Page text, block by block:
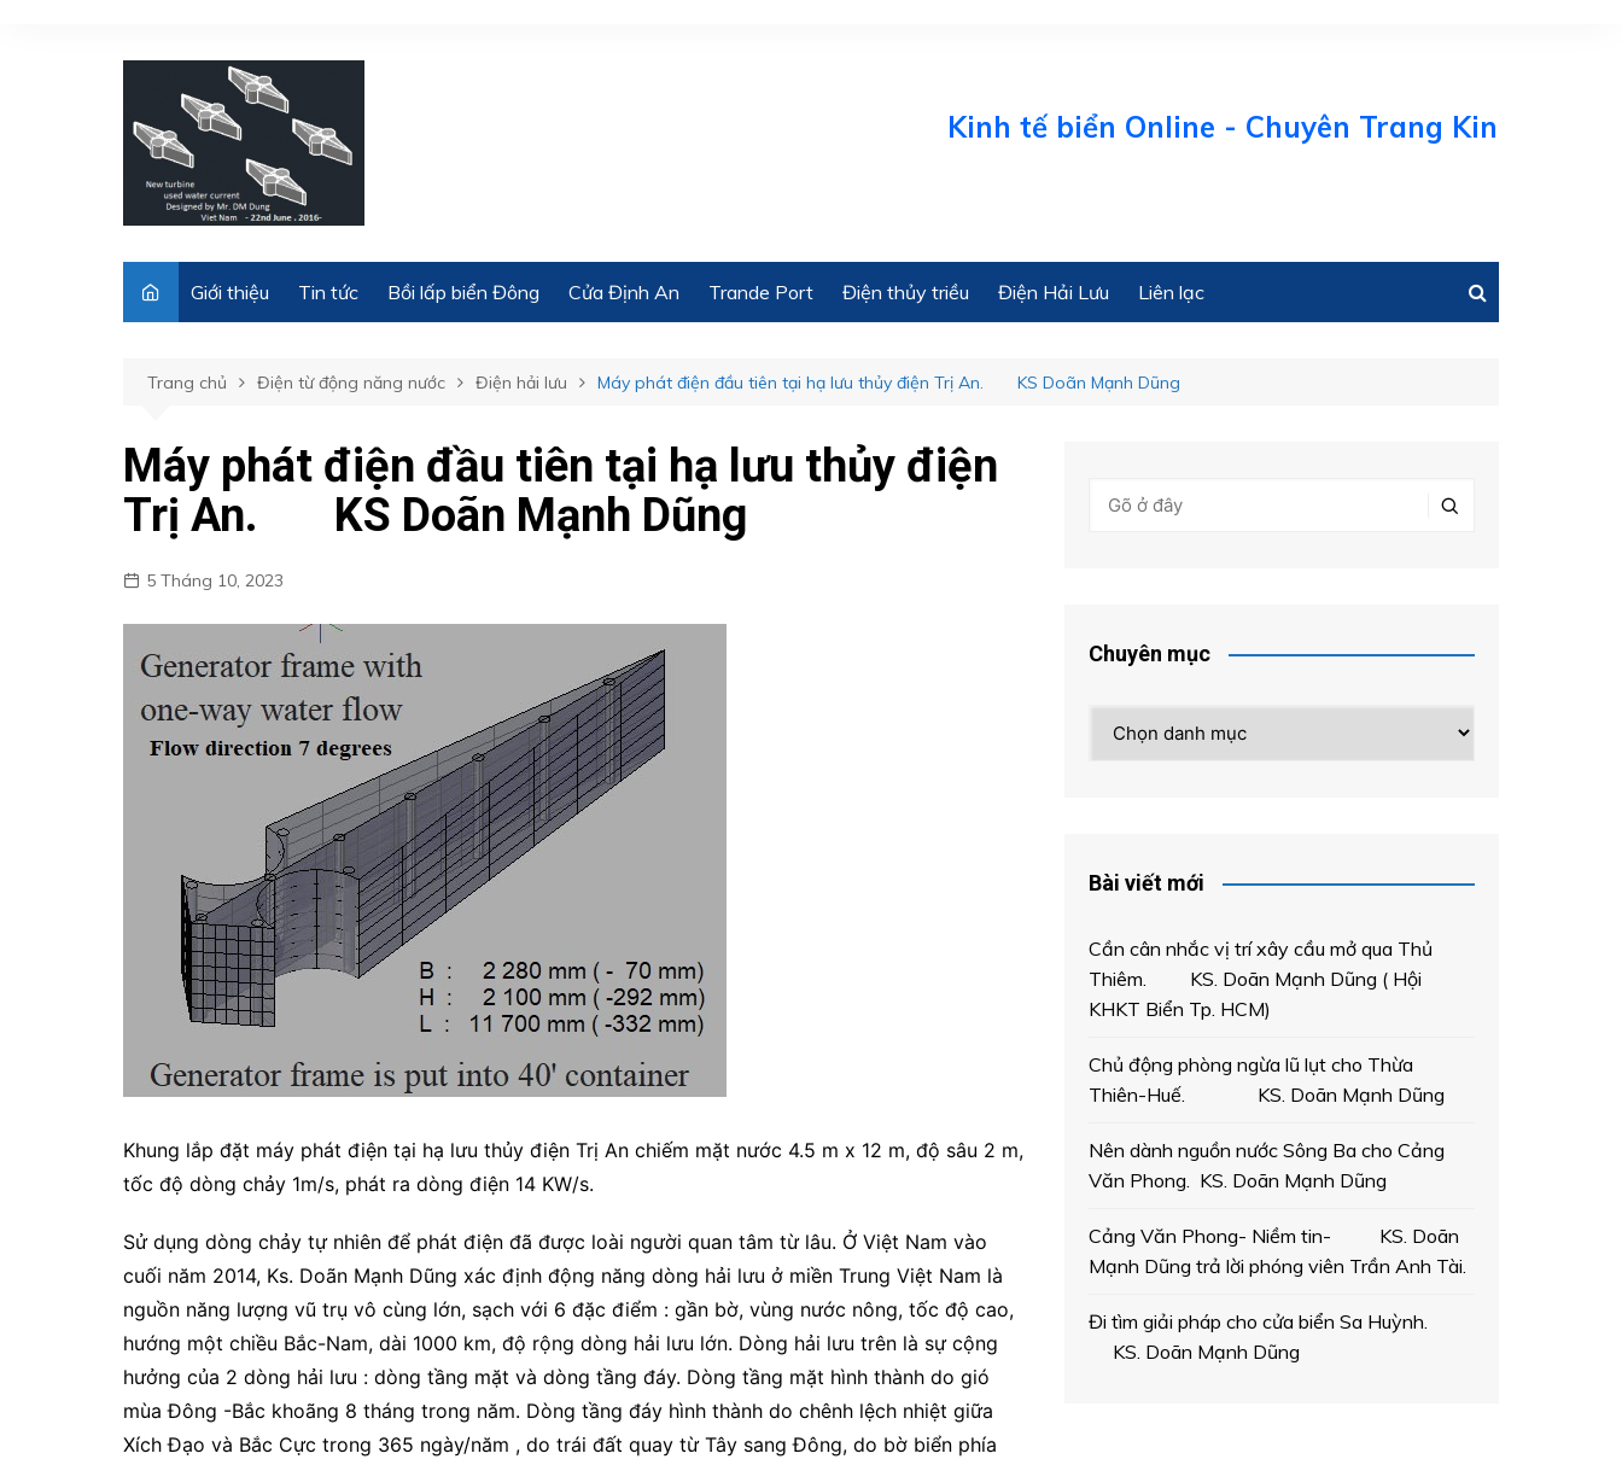
Kinh tế biển Online - Chuyên Trang Kinh tế Biển Việt
Giới thiệu Tin tức Bồi lấp biển Đông Cửa Định An Trande Port Điện thủy triều Điện Hải Lưu Liên lạc
Trang chủ Điện từ động năng nước Điện hải lưu Máy phát điện đầu tiên tại hạ lưu thủy điện Trị An. KS Doãn Mạnh Dũng
Máy phát điện đầu tiên tại hạ lưu thủy điện
Trị An. KS Doãn Mạnh Dũng
5 Tháng 10, 2023
Khung lắp đặt máy phát điện tại hạ lưu thủy điện Trị An chiếm mặt nước 4.5 m x 12 m, độ sâu 2 m,
tốc độ dòng chảy 1m/s, phát ra dòng điện 14 KW/s.
Sử dụng dòng chảy tự nhiên để phát điện đã được loài người quan tâm từ lâu. Ở Việt Nam vào
cuối năm 2014, Ks. Doãn Mạnh Dũng xác định động năng dòng hải lưu ở miền Trung Việt Nam là
nguồn năng lượng vũ trụ vô cùng lớn, sạch với 6 đặc điểm : gần bờ, vùng nước nông, tốc độ cao,
hướng một chiều Bắc-Nam, dài 1000 km, độ rộng dòng hải lưu lớn. Dòng hải lưu trên là sự cộng
hưởng của 2 dòng hải lưu : dòng tầng mặt và dòng tầng đáy. Dòng tầng mặt hình thành do gió
mùa Đông -Bắc khoãng 8 tháng trong năm. Dòng tầng đáy hình thành do chênh lệch nhiệt giữa
Xích Đạo và Bắc Cực trong 365 ngày/năm , do trái đất quay từ Tây sang Đông, do bờ biển phía
Chuyên mục
mục
Bài viết mới
Cần cân nhắc vị trí xây cầu mở qua Thủ
Thiêm. KS. Doãn Mạnh Dũng ( Hội
KHKT Biển Tp. HCM)
Chủ động phòng ngừa lũ lụt cho Thừa
Thiên-Huế. KS. Doãn Mạnh Dũng
Nên dành nguồn nước Sông Ba cho Cảng
Văn Phong. KS. Doãn Mạnh Dũng
Cảng Văn Phong- Niềm tin- KS. Doãn
Mạnh Dũng trả lời phóng viên Trần Anh Tài.
Đi tìm giải pháp cho cửa biển Sa Huỳnh.
KS. Doãn Mạnh Dũng